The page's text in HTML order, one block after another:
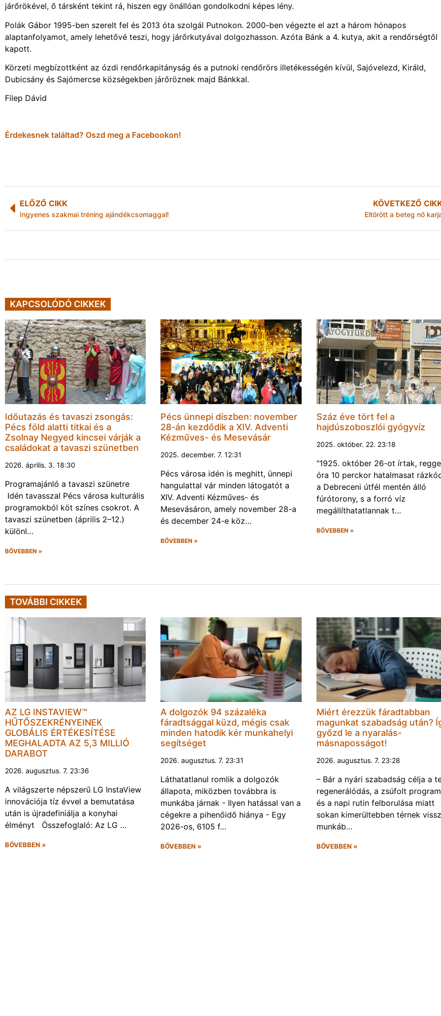
járőrökével, ő társként tekint rá, hiszen egy önállóan gondolkodni képes lény.
Polák Gábor 1995-ben szerelt fel és 2013 óta szolgál Putnokon. 2000-ben végezte el azt a három hónapos
alaptanfolyamot, amely lehetővé teszi, hogy járőrkutyával dolgozhasson. Azóta Bánk a 4. kutya, akit a rendőrségtől
kapott.
Körzeti megbízottként az ózdi rendőrkapitányság és a putnoki rendőrörs illetékességén kívül, Sajóvelezd, Királd,
Dubicsány és Sajómercse községekben járőröznek majd Bánkkal.
Filep Dávid
Érdekesnek találtad? Oszd meg a Facebookon!
ELŐZŐ CIKK
Ingyenes szakmai tréning ajándékcsomaggal!
KÖVETKEZŐ
Eltörött a beteg nő
KAPCSOLÓDÓ CIKKEK
Időutazás és tavaszi zsongás:
Pécs föld alatti titkai és a
Zsolnay Negyed kincsei várják a
családokat a tavaszi szünetben
2026. április. 3. 18:30
Programajánló a tavaszi szünetre
Idén tavasszal Pécs városa kulturális
programokból köt színes csokrot. A
tavaszi szünetben (április 2–12.)
különl…
BŐVEBBEN »
Pécs ünnepi díszben: november
28-án kezdődik a XIV. Adventi
Kézműves- és Mesevásár
2025. december. 7. 12:31
Pécs városa idén is meghitt, ünnepi
hangulattal vár minden látogatót a
XIV. Adventi Kézműves- és
Mesevásáron, amely november 28-a
és december 24-e köz…
BŐVEBBEN »
Száz éve tört fel a
hajdúszoboszlói gyógyvíz
2025. október. 22. 23:18
"1925. október 26-ot írtak,
óra 10 perckor hatalmasat
a Debreceni útfél mentén álló
fúrótorony, s a forró víz
megállíthatatlannak t…
BŐVEBBEN »
TOVÁBBI CIKKEK
AZ LG INSTAVIEW™
HŰTŐSZEKRÉNYEINEK
GLOBÁLIS ÉRTÉKESÍTÉSE
MEGHALADTA AZ 5,3 MILLIÓ
DARABOT
2026. augusztus. 7. 23:36
A világszerte népszerű LG InstaView
innovációja tíz évvel a bemutatása
után is újradefiniálja a konyhai
élményt Összefoglaló: Az LG …
BŐVEBBEN »
A dolgozók 94 százaléka
fáradtsággal küzd, mégis csak
minden hatodik kér munkahelyi
segítséget
2026. augusztus. 7. 23:31
Láthatatlanul romlik a dolgozók
állapota, miközben továbbra is
munkába járnak - Ilyen hatással van a
cégekre a pihenőidő hiánya - Egy
2026-os, 6105 f…
BŐVEBBEN »
Miért érezzük fáradtabban
magunkat szabadság után?
győzd le a nyaralás-
másnaposságot!
2026. augusztus. 7. 23:28
– Bár a nyári szabadság célja a
regenerálódás, a zsúfolt
és a napi rutin felborulása miatt
sokan kimerültebben térnek
munkáb…
BŐVEBBEN »